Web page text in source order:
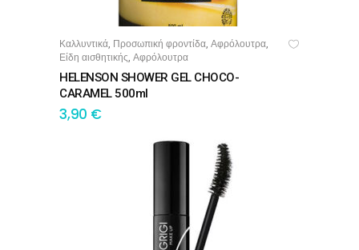
ΠΡΟΣΘΉΚΗ ΣΤΟ ΚΑΛΆΘΙ
Καλλυντικά, Προσωπική φροντίδα, Αφρόλουτρα,
Είδη αισθητικής, Αφρόλουτρα
HELENSON SHOWER GEL CHOCO-
CARAMEL 500ml
3,90 €